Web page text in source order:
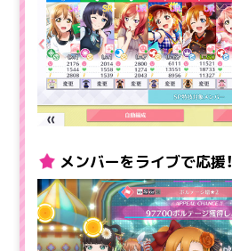
メンバーをライブで応援！